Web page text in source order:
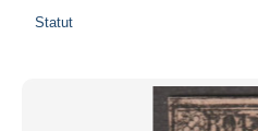
Statut